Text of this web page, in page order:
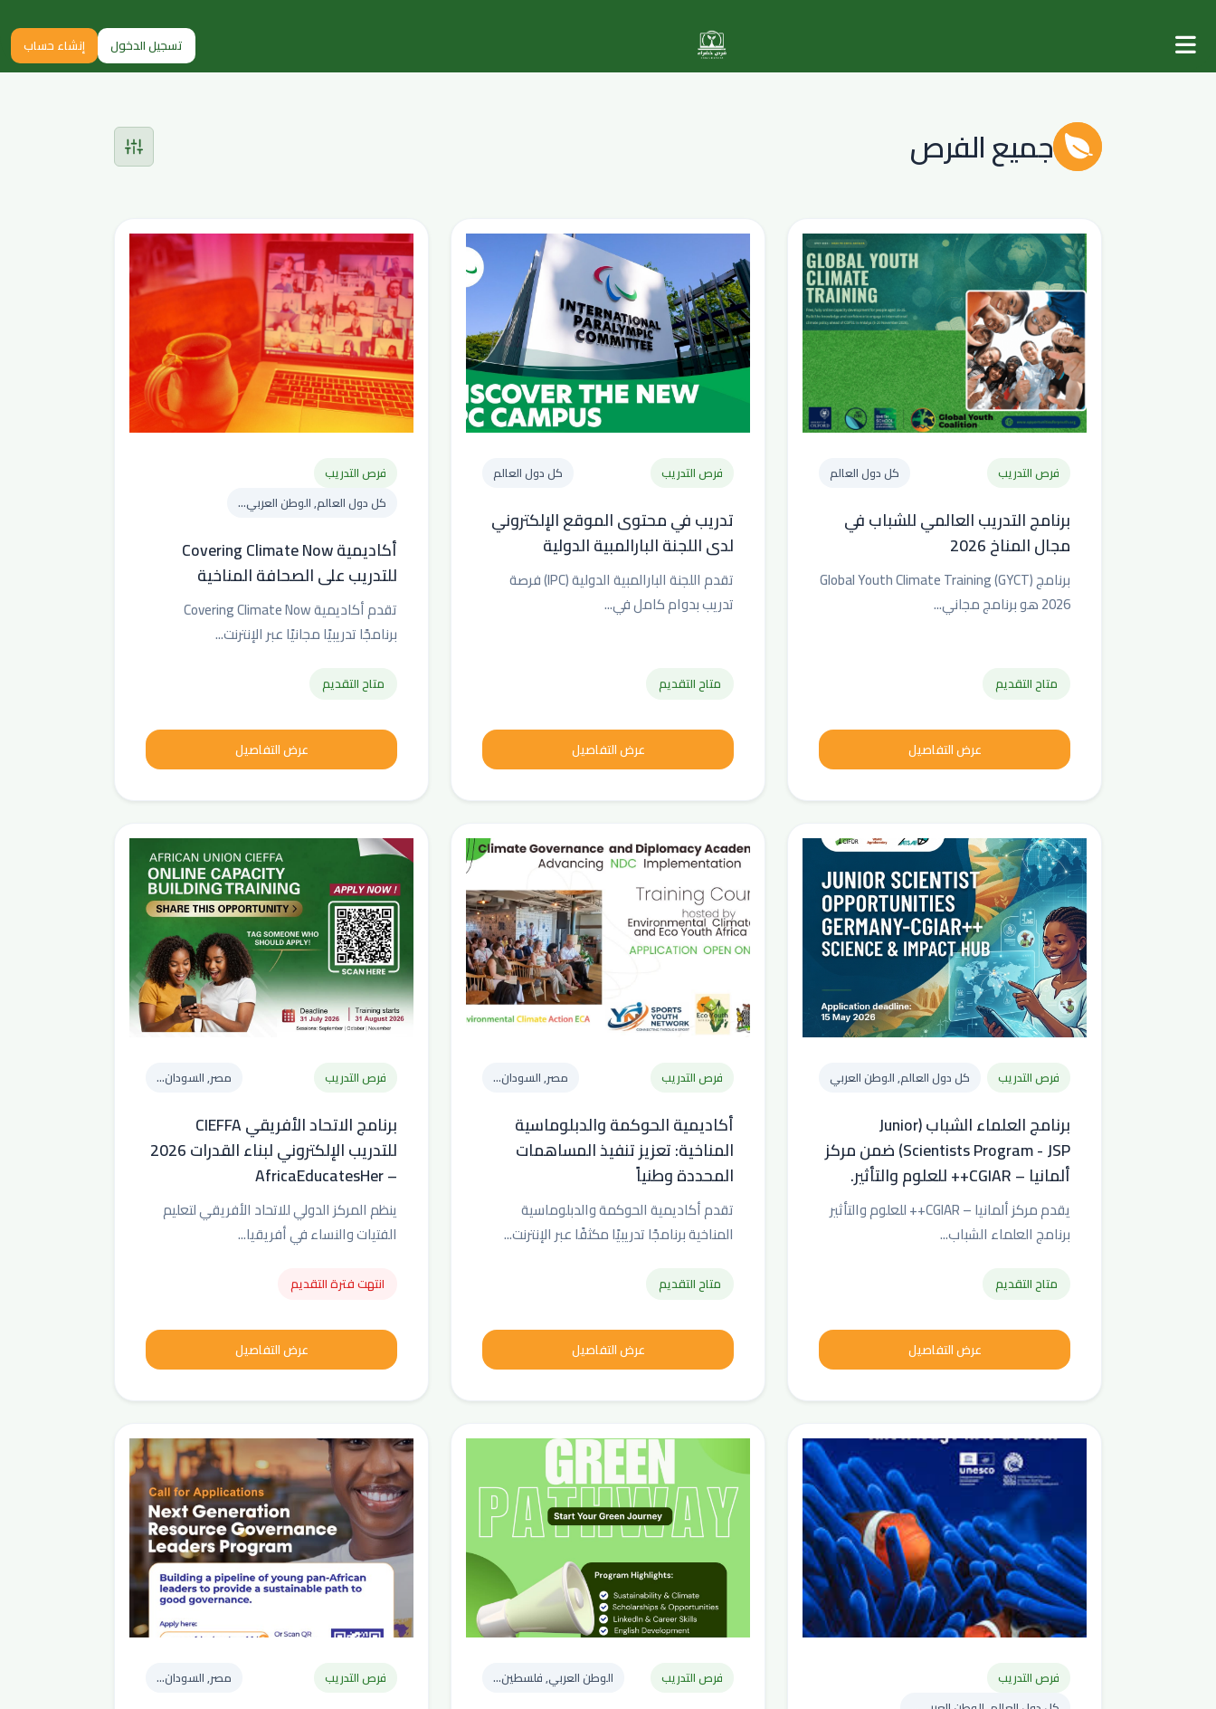
تسجيل الدخول إنشاء حساب
جميع الفرص
فرص التدريب كل دول العالم
برنامج التدريب العالمي للشباب في
مجال المناخ 2026
برنامج Global Youth Climate Training (GYCT)
2026 هو برنامج مجاني...
متاح التقديم
عرض التفاصيل
فرص التدريب كل دول العالم
تدريب في محتوى الموقع الإلكتروني
لدى اللجنة البارالمبية الدولية
تقدم اللجنة البارالمبية الدولية (IPC) فرصة
تدريب بدوام كامل في...
متاح التقديم
عرض التفاصيل
فرص التدريب
كل دول العالم, الوطن العربي...
أكاديمية Covering Climate Now
للتدريب على الصحافة المناخية
تقدم أكاديمية Covering Climate Now
برنامجًا تدريبيًا مجانيًا عبر الإنترنت...
متاح التقديم
عرض التفاصيل
فرص التدريب كل دول العالم, الوطن العربي
برنامج العلماء الشباب (Junior
Scientists Program - JSP) ضمن مركز
ألمانيا – CGIAR++ للعلوم والتأثير.
يقدم مركز ألمانيا – CGIAR++ للعلوم والتأثير
برنامج العلماء الشباب...
متاح التقديم
عرض التفاصيل
فرص التدريب مصر, السودان...
أكاديمية الحوكمة والدبلوماسية
المناخية: تعزيز تنفيذ المساهمات
المحددة وطنياً
تقدم أكاديمية الحوكمة والدبلوماسية
المناخية برنامجًا تدريبيًا مكثفًا عبر الإنترنت...
متاح التقديم
عرض التفاصيل
فرص التدريب مصر, السودان...
برنامج الاتحاد الأفريقي CIEFFA
للتدريب الإلكتروني لبناء القدرات 2026
– AfricaEducatesHer
ينظم المركز الدولي للاتحاد الأفريقي لتعليم
الفتيات والنساء في أفريقيا...
انتهت فترة التقديم
عرض التفاصيل
فرص التدريب
فرص التدريب الوطن العربي, فلسطين... فرص التدريب مصر, السودان...